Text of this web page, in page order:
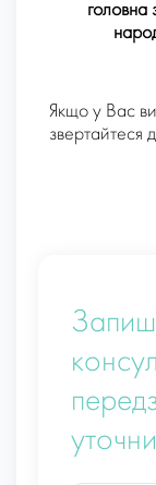
головна
Якщо у Вас